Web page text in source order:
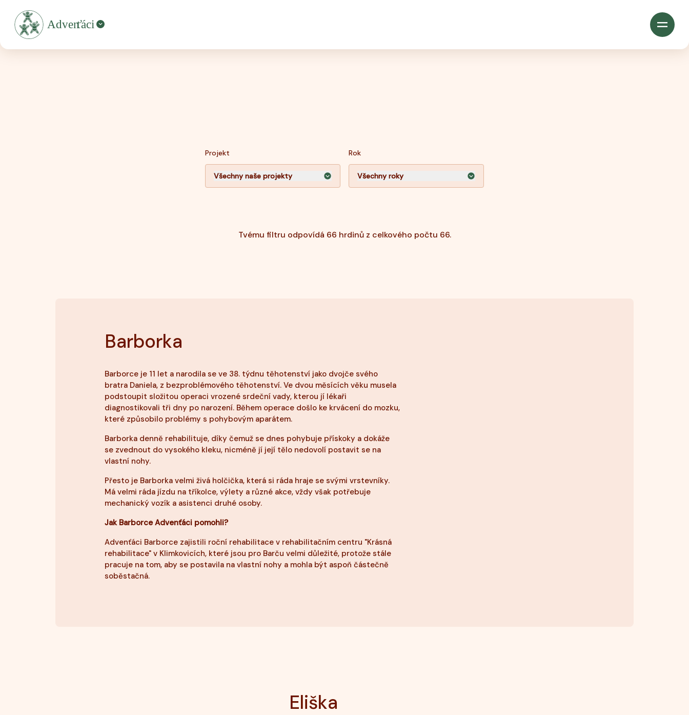
Projekt
Všechny naše projekty
Rok
Všechny roky
Tvému filtru odpovídá 66 hrdinů z celkového počtu 66.
Barborka
Barborce je 11 let a narodila se ve 38. týdnu těhotenství jako dvojče svého
bratra Daniela, z bezproblémového těhotenství. Ve dvou měsících věku musela
podstoupit složitou operaci vrozené srdeční vady, kterou jí lékaři
diagnostikovali tři dny po narození. Během operace došlo ke krvácení do mozku,
které způsobilo problémy s pohybovým aparátem.
Barborka denně rehabilituje, díky čemuž se dnes pohybuje přískoky a dokáže
se zvednout do vysokého kleku, nicméně jí její tělo nedovolí postavit se na
vlastní nohy.
Přesto je Barborka velmi živá holčička, která si ráda hraje se svými vrstevníky.
Má velmi ráda jízdu na tříkolce, výlety a různé akce, vždy však potřebuje
mechanický vozík a asistenci druhé osoby.
Jak Barborce Advenťáci pomohli?
Advenťáci Barborce zajistili roční rehabilitace v rehabilitačním centru "Krásná
rehabilitace" v Klimkovicích, které jsou pro Barču velmi důležité, protože stále
pracuje na tom, aby se postavila na vlastní nohy a mohla být aspoň částečně
soběstačná.
Eliška